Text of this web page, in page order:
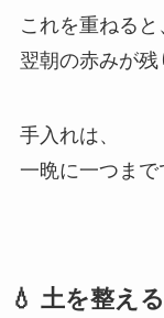
これを重ねると
翌朝の赤みが残
手入れは、
一晩に一つまで
💧 土を整え